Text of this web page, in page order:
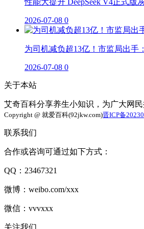
2026-07-08 0
为司机减负超13亿！市监局出手
2026-07-08 0
关于本站
艾奇百科分享养生小知识，为广大网
Copyright @ 就爱百科(92jkw.com)晋ICP备
联系我们
合作或咨询可通过如下方式：
QQ：23467321
微博：weibo.com/xxx
微信：vvvxxx
关注我们